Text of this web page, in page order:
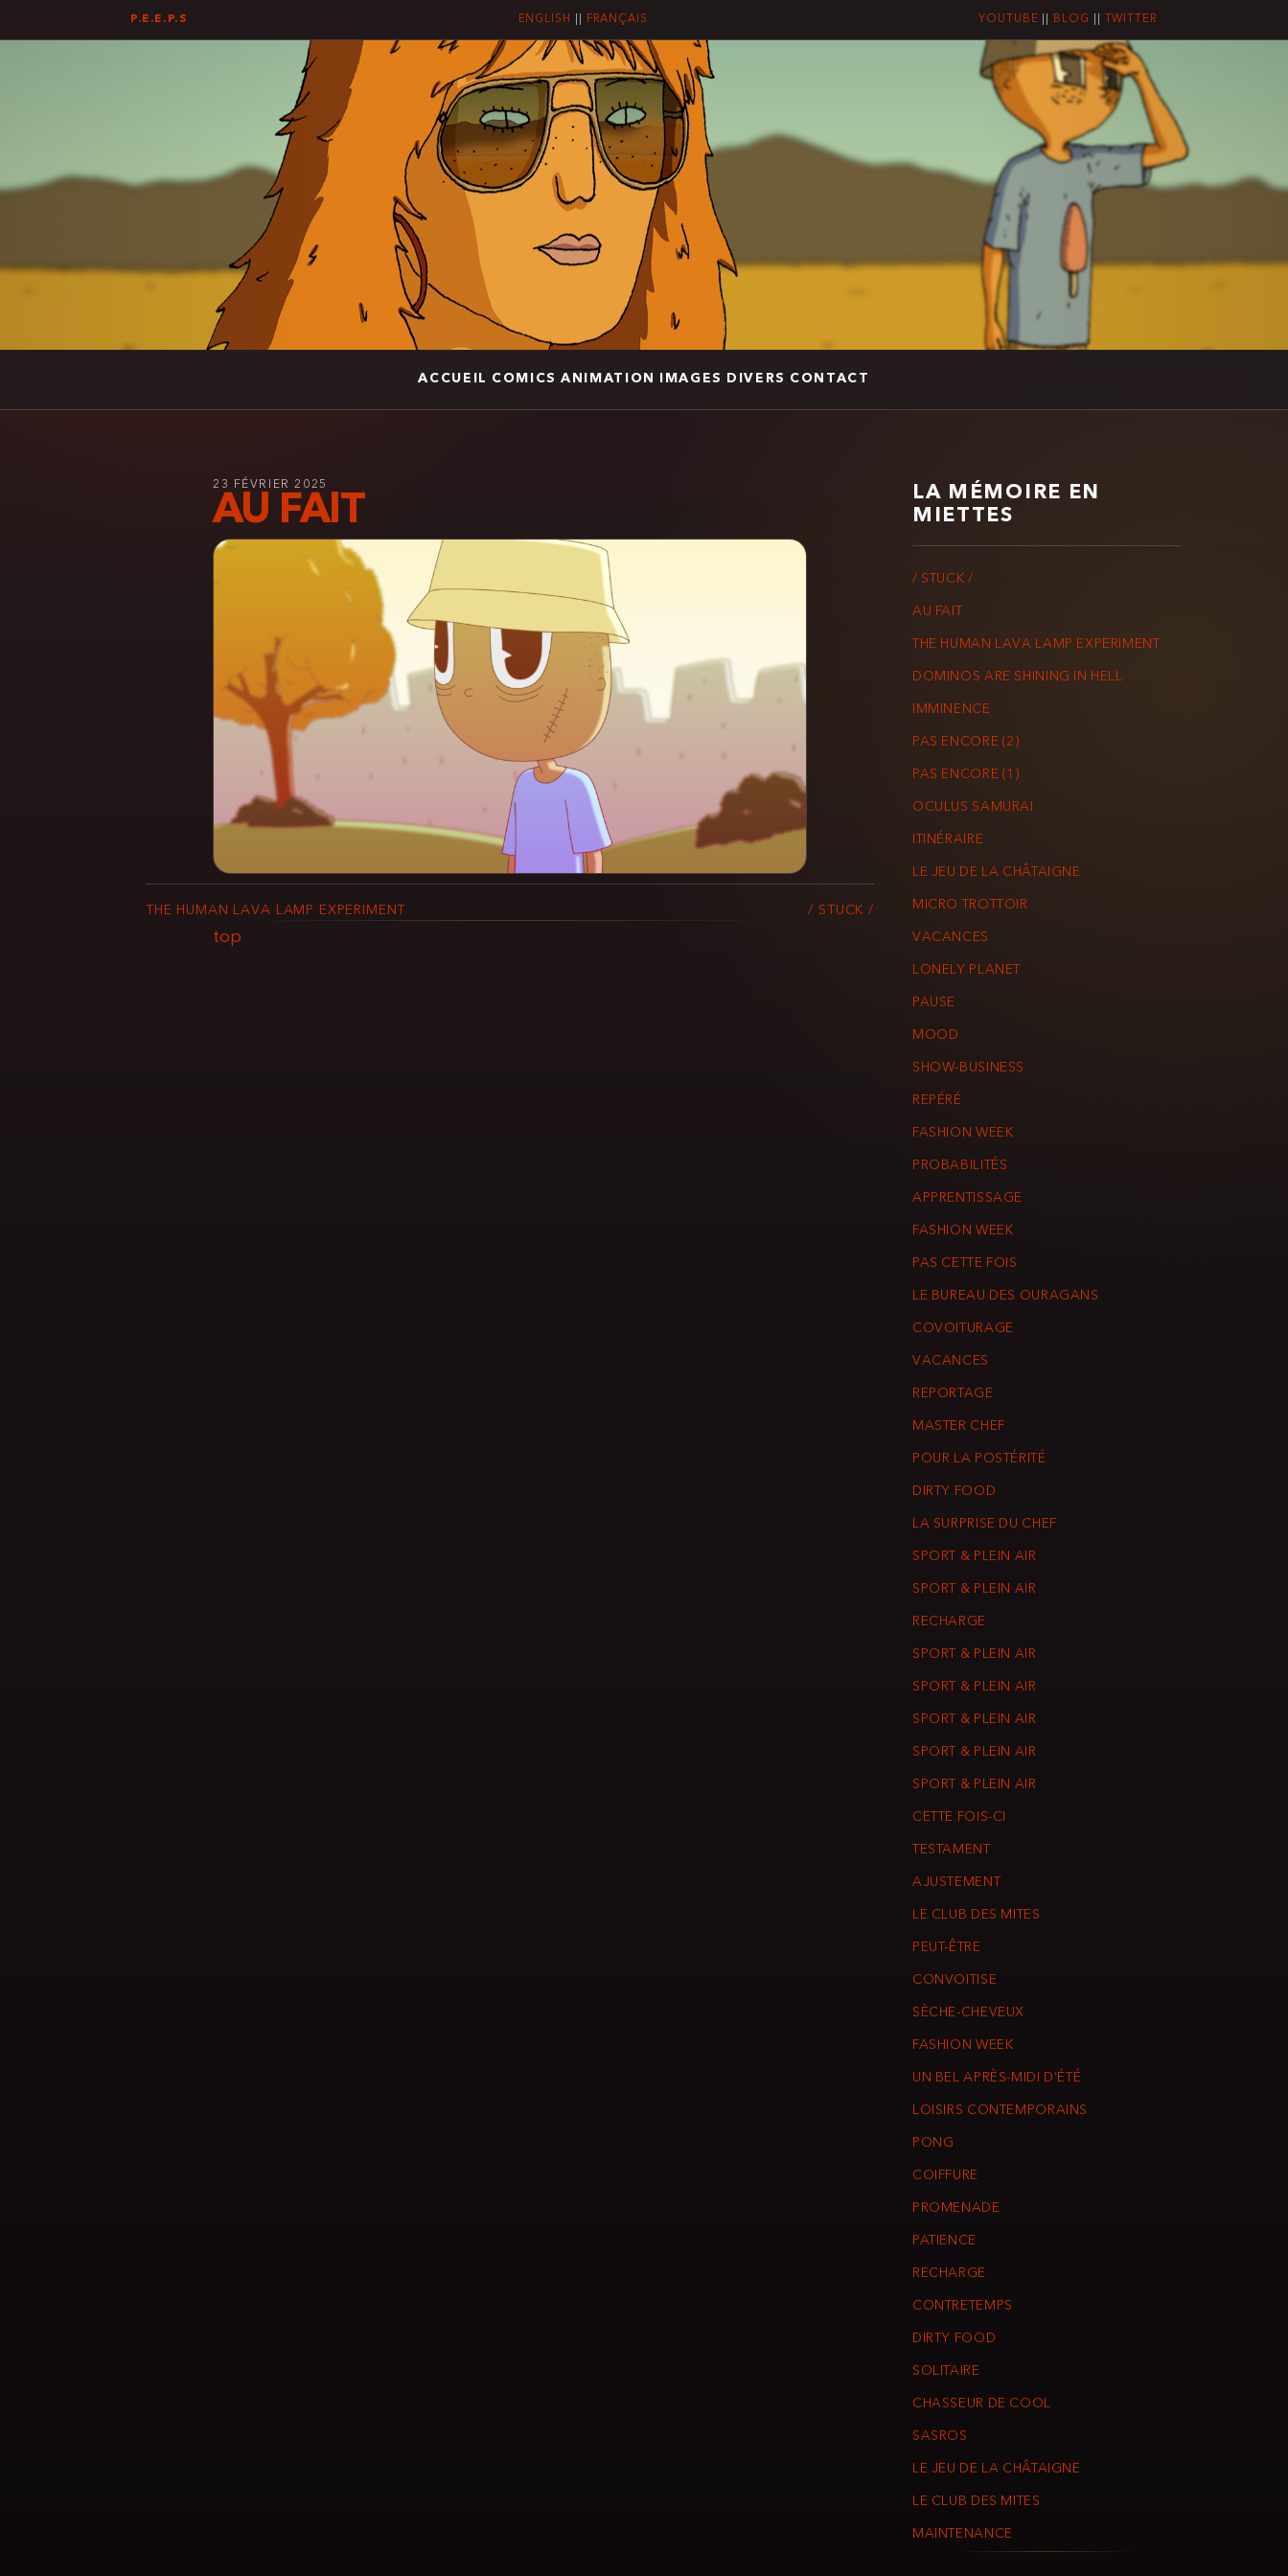
P.E.E.P.S ENGLISH FRANÇAIS YOUTUBE BLOG TWITTER
ACCUEIL COMICS ANIMATION IMAGES DIVERS CONTACT
23 FÉVRIER 2025
AU FAIT
THE HUMAN LAVA LAMP EXPERIMENT / STUCK /
top
LA MÉMOIRE EN
MIETTES
/ STUCK /
AU FAIT
THE HUMAN LAVA LAMP EXPERIMENT
DOMINOS ARE SHINING IN HELL
IMMINENCE
PAS ENCORE (2)
PAS ENCORE (1)
OCULUS SAMURAI
ITINÉRAIRE
LE JEU DE LA CHÂTAIGNE
MICRO TROTTOIR
VACANCES
LONELY PLANET
PAUSE
MOOD
SHOW-BUSINESS
REPÉRÉ
FASHION WEEK
PROBABILITÉS
APPRENTISSAGE
FASHION WEEK
PAS CETTE FOIS
LE BUREAU DES OURAGANS
COVOITURAGE
VACANCES
REPORTAGE
MASTER CHEF
POUR LA POSTÉRITÉ
DIRTY FOOD
LA SURPRISE DU CHEF
SPORT & PLEIN AIR
SPORT & PLEIN AIR
RECHARGE
SPORT & PLEIN AIR
SPORT & PLEIN AIR
SPORT & PLEIN AIR
SPORT & PLEIN AIR
SPORT & PLEIN AIR
CETTE FOIS-CI
TESTAMENT
AJUSTEMENT
LE CLUB DES MITES
PEUT-ÊTRE
CONVOITISE
SÈCHE-CHEVEUX
FASHION WEEK
UN BEL APRÈS-MIDI D’ÉTÉ
LOISIRS CONTEMPORAINS
PONG
COIFFURE
PROMENADE
PATIENCE
RECHARGE
CONTRETEMPS
DIRTY FOOD
SOLITAIRE
CHASSEUR DE COOL
SASROS
LE JEU DE LA CHÂTAIGNE
LE CLUB DES MITES
MAINTENANCE